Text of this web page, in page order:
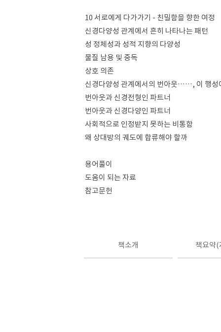
10 서로에게 다가가기 - 친밀함을 향한 여정
신경다양성 관계에서 흔히 나타나는 패턴
성 정체성과 성적 지향의 다양성
물질 남용 및 중독
상호 의존
신경다양성 관계에서의 번아웃……, 이 행성
번아웃과 신경전형인 파트너
번아웃과 신경다양인 파트너
사회적으로 인정받지 못하는 비통함
왜 상대방의 궤도에 합류해야 할까
용어풀이
도움이 되는 자료
참고문헌
책소개 책요약(